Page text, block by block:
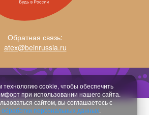
Обратная связь:
atex@beinrussia.ru
сайта:temeshov.ru
cookie, чтобы обеспечить
при использовании нашего сайта.
сайтом, вы соглашаетесь с
обработки персональных данных.